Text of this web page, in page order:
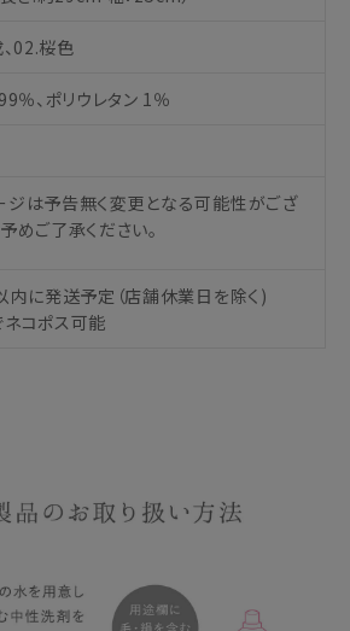
02.桜色
％、ポリウレタン 1％
ジは予告無く変更となる可能性がござ
予めご了承ください。
内に発送予定（店舗休業日を除く)
コポス可能